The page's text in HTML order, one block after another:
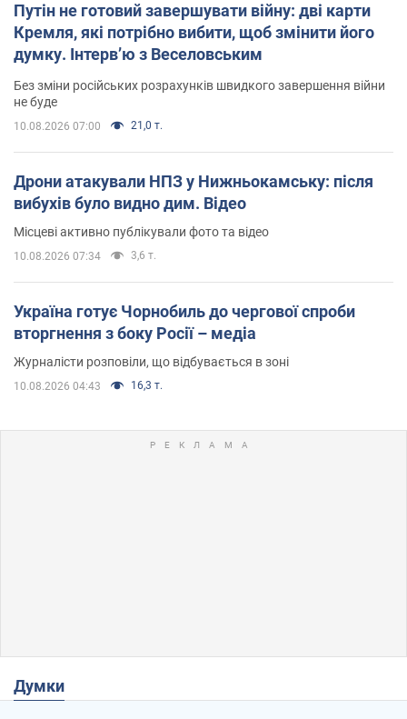
Путін не готовий завершувати війну: дві карти
Кремля, які потрібно вибити, щоб змінити його
думку. Інтерв’ю з Веселовським
Без зміни російських розрахунків швидкого завершення війни
не буде
10.08.2026 07:00 21,0 т.
Дрони атакували НПЗ у Нижньокамську: після
вибухів було видно дим. Відео
Місцеві активно публікували фото та відео
10.08.2026 07:34 3,6 т.
Україна готує Чорнобиль до чергової спроби
вторгнення з боку Росії – медіа
Журналісти розповіли, що відбувається в зоні
10.08.2026 04:43 16,3 т.
Думки